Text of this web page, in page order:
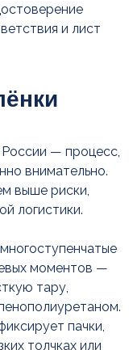
и лист
— процесс,
внимательно.
выше риски,
логистики.
моментов —
тару,
пачки,
толчках или